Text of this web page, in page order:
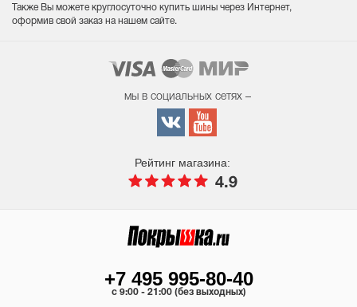
Также Вы можете круглосуточно купить шины через Интернет,
оформив свой заказ на нашем сайте.
мы в социальных сетях –
Рейтинг магазина:
4.9
+7 495 995-80-40
c 9:00 - 21:00 (без выходных)